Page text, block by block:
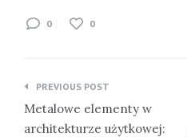
0 0
Nawigacja
wpisu
PREVIOUS POST
Metalowe elementy w
architekturze użytkowej: